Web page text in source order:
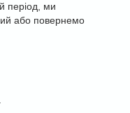
період, ми
або повернемо